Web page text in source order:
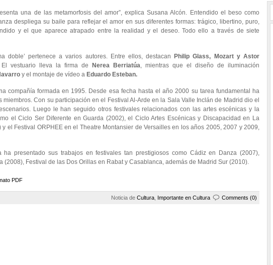
una de las metamorfosis del amor”, explica Susana Alcón. Entendido el beso como
despliega su baile para reflejar el amor en sus diferentes formas: trágico, libertino, puro,
y el que aparece atrapado entre la realidad y el deseo. Todo ello a través de siete
doble’ pertenece a varios autores. Entre ellos, destacan
Philip Glass, Mozart y Astor
vestuario lleva la firma de Nerea Berriatúa, mientras que el diseño de iluminación
y el montaje de vídeo a Eduardo Esteban.
compañía formada en 1995. Desde esa fecha hasta el año 2000 su tarea fundamental ha
miembros. Con su participación en el Festival Al-Arde en la Sala Valle Inclán de Madrid dio el
Luego le han seguido otros festivales relacionados con las artes escénicas y la
el Ciclo Ser Diferente en Guarda (2002), el Ciclo Artes Escénicas y Discapacidad en La
el Festival ORPHEE en el Theatre Montansier de Versailles en los años 2005, 2007 y 2009,
ha presentado sus trabajos en festivales tan prestigiosos como Cádiz en Danza (2007),
(2008), Festival de las Dos Orillas en Rabat y Casablanca, además de Madrid Sur (2010).
PDF
Noticia de Cultura Importante en Cultura Comments (0)